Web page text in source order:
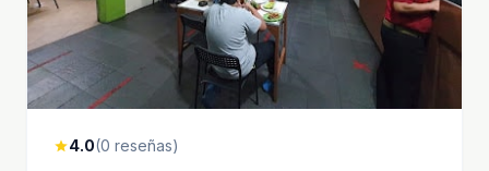
star4.0(0 reseñas)